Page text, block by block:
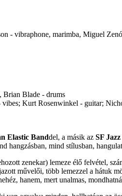
- vibraphone, marimba, Miguel
Brian Blade - drums
Kurt Rosenwinkel - guitar;
Elastic Banddel, a másik az SF
hangzásban, mind stílusban,
zenekar) lemeze élő felvétel,
művelői, több lemezzel a
hanem, mert unalmas,